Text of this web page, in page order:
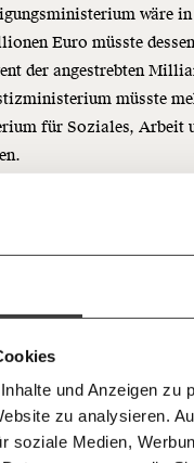
und Anzeigen
zu analysieren.
soziale Medien,
unsere Wirtschaft so
das wird auch so bleiben.
6017
für sozialen Fortschritt
wäre
Euro müsste
der angestrebten
müsste
für Soziales, Arbeit